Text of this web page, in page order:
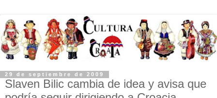
29 de septiembre de 2009
Slaven Bilic cambia de idea y avisa que